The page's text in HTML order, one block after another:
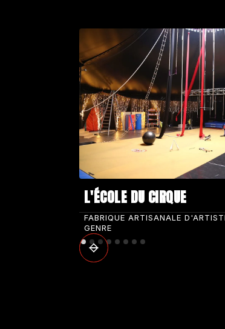
L'ÉCOLE DU CIRQUE
FABRIQUE ARTISANALE
GENRE